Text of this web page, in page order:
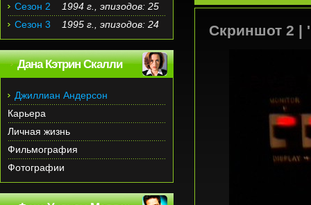
Скриншот 2 |
Сезон 2
1994 г., эпизодов: 25
Сезон 3
1995 г., эпизодов: 24
Дана Кэтрин Скалли
Джиллиан Андерсон
Карьера
Личная жизнь
Фильмография
Фотографии